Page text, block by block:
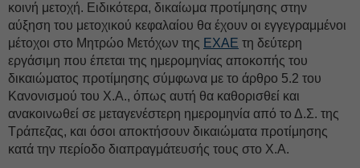
κοινή μετοχή. Ειδικότερα, δικαίωμα προτίμησης στην
αύξηση του μετοχικού κεφαλαίου θα έχουν οι εγγεγραμμένοι
μέτοχοι στο Μητρώο Μετόχων της ΕΧΑΕ τη δεύτερη
εργάσιμη που έπεται της ημερομηνίας αποκοπής του
δικαιώματος προτίμησης σύμφωνα με το άρθρο 5.2 του
Κανονισμού του Χ.Α., όπως αυτή θα καθορισθεί και
ανακοινωθεί σε μεταγενέστερη ημερομηνία από το Δ.Σ. της
Τράπεζας, και όσοι αποκτήσουν δικαιώματα προτίμησης
κατά την περίοδο διαπραγμάτευσής τους στο Χ.Α.